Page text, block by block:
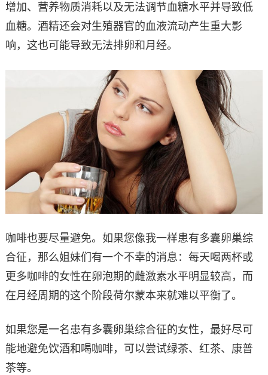
增加、营养物质消耗以及无法调节血糖水平并导致低
血糖。酒精还会对生殖器官的血液流动产生重大影
响，这也可能导致无法排卵和月经。
咖啡也要尽量避免。如果您像我一样患有多囊卵巢综
合征，那么姐妹们有一个不幸的消息：每天喝两杯或
更多咖啡的女性在卵泡期的雌激素水平明显较高，而
在月经周期的这个阶段荷尔蒙本来就难以平衡了。
如果您是一名患有多囊卵巢综合征的女性，最好尽可
能地避免饮酒和喝咖啡，可以尝试绿茶、红茶、康普
茶等。